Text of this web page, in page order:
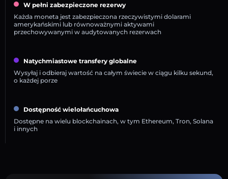
W pełni zabezpieczone rezerwy
Każda moneta jest zabezpieczona rzeczywistymi dolarami
amerykańskimi lub równoważnymi aktywami
przechowywanymi w audytowanych rezerwach
Natychmiastowe transfery globalne
Wysyłaj i odbieraj wartość na całym świecie w ciągu kilku sekund,
o każdej porze
Dostępność wielołańcuchowa
Dostępne na wielu blockchainach, w tym Ethereum, Tron, Solana
i innych